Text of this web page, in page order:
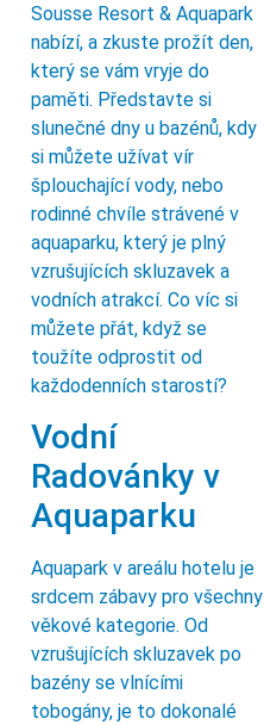
Sousse Resort & Aquapark
nabízí, a zkuste prožít den,
který se vám vryje do
paměti. Představte si
slunečné dny u bazénů, kdy
si můžete užívat vír
šplouchající vody, nebo
rodinné chvíle strávené v
aquaparku, který je plný
vzrušujících skluzavek a
vodních atrakcí. Co víc si
můžete přát, když se
toužíte odprostit od
každodenních starostí?
Vodní
Radovánky v
Aquaparku
Aquapark v areálu hotelu je
srdcem zábavy pro všechny
věkové kategorie. Od
vzrušujících skluzavek po
bazény se vlnícími
tobogány, je to dokonalé